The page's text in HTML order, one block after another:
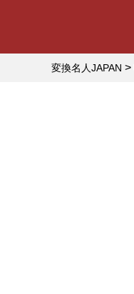
変換名人JAPAN >